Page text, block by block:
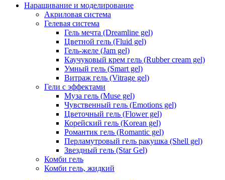
Наращивание и моделирование
Акриловая система
Гелевая система
Гель мечта (Dreamline gel)
Цветной гель (Fluid gel)
Гель-желе (Jam gel)
Каучуковый крем гель (Rubber cream gel)
Умный гель (Smart gel)
Витраж гель (Vitrage gel)
Гели с эффектами
Муза гель (Muse gel)
Чувственный гель (Emotions gel)
Цветочный гель (Flower gel)
Корейский гель (Korean gel)
Романтик гель (Romantic gel)
Перламутровый гель ракушка (Shell gel)
Звездный гель (Star Gel)
Комби гель
Комби гель, жидкий